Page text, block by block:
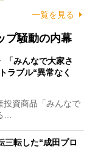
一覧を見る
プ騒動の内幕
「みんなで大家さ
ラブル“異常なく
資商品「みんなで
…
三転した“成田プロ